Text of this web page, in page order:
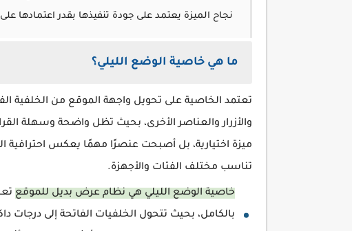
نجاح الميزة يعتمد على جودة تنفيذها بقدر اعتمادها
ما هي خاصية الوضع الليلي؟
تعتمد الخاصية على تحويل واجهة الموقع من الخلفية
والأزرار والعناصر الأخرى، بحيث تظل واضحة وسهلة
ميزة اختيارية، بل أصبحت عنصرًا مهمًا يعكس احترافية
تناسب مختلف الفئات والأجهزة.
خاصية الوضع الليلي هي نظام عرض بديل للموقع
بالكامل، بحيث تتحول الخلفيات الفاتحة إلى درجات